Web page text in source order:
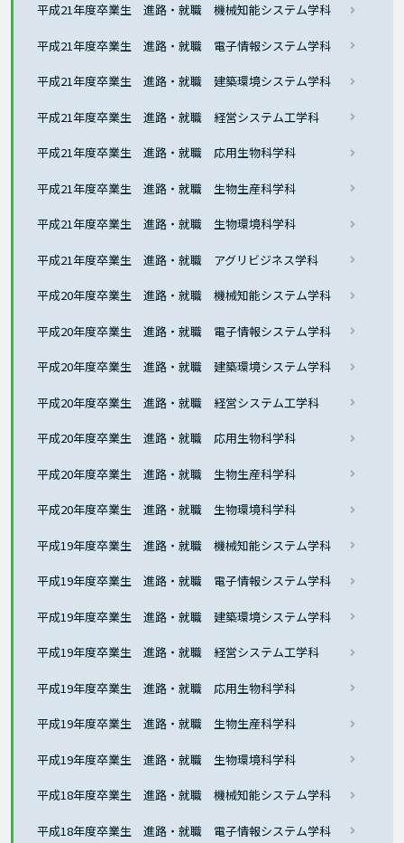
平成21年度卒業生 進路・就職 機械知能システム学科
平成21年度卒業生 進路・就職 電子情報システム学科
平成21年度卒業生 進路・就職 建築環境システム学科
平成21年度卒業生 進路・就職 経営システム工学科
平成21年度卒業生 進路・就職 応用生物科学科
平成21年度卒業生 進路・就職 生物生産科学科
平成21年度卒業生 進路・就職 生物環境科学科
平成21年度卒業生 進路・就職 アグリビジネス学科
平成20年度卒業生 進路・就職 機械知能システム学科
平成20年度卒業生 進路・就職 電子情報システム学科
平成20年度卒業生 進路・就職 建築環境システム学科
平成20年度卒業生 進路・就職 経営システム工学科
平成20年度卒業生 進路・就職 応用生物科学科
平成20年度卒業生 進路・就職 生物生産科学科
平成20年度卒業生 進路・就職 生物環境科学科
平成19年度卒業生 進路・就職 機械知能システム学科
平成19年度卒業生 進路・就職 電子情報システム学科
平成19年度卒業生 進路・就職 建築環境システム学科
平成19年度卒業生 進路・就職 経営システム工学科
平成19年度卒業生 進路・就職 応用生物科学科
平成19年度卒業生 進路・就職 生物生産科学科
平成19年度卒業生 進路・就職 生物環境科学科
平成18年度卒業生 進路・就職 機械知能システム学科
平成18年度卒業生 進路・就職 電子情報システム学科